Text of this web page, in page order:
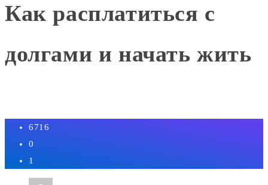
Как расплатиться с
долгами и начать жить
6716
0
1